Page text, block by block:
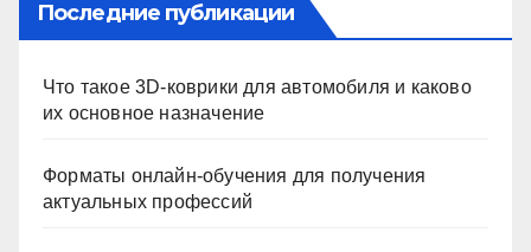
Последние публикации
Что такое 3D-коврики для автомобиля и каково
их основное назначение
Форматы онлайн-обучения для получения
актуальных профессий